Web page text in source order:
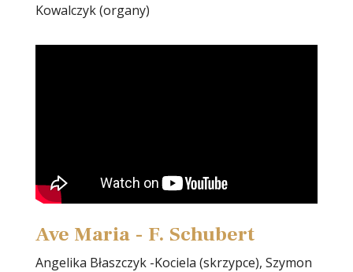
Kowalczyk (organy)
Ave Maria - F. Schubert
Angelika Błaszczyk -Kociela (skrzypce), Szymon